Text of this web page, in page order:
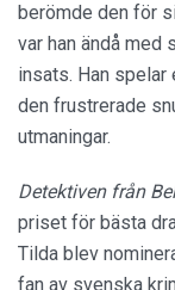
berömde den för
var han ändå med
insats. Han spelar
den frustrerade
utmaningar.
Detektiven från
priset för bästa
Tilda blev
fan av svenska